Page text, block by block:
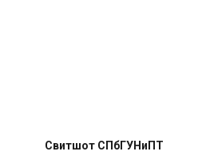
Свитшот СПбГУНиПТ